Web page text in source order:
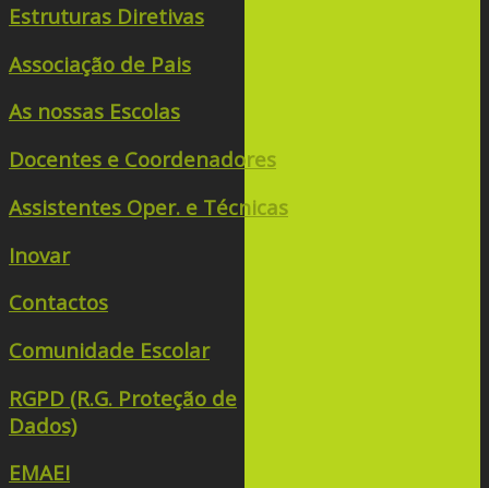
Estruturas Diretivas
Associação de Pais
As nossas Escolas
Docentes e Coordenadores
Assistentes Oper. e Técnicas
Inovar
Contactos
Comunidade Escolar
RGPD (R.G. Proteção de
Dados)
EMAEI